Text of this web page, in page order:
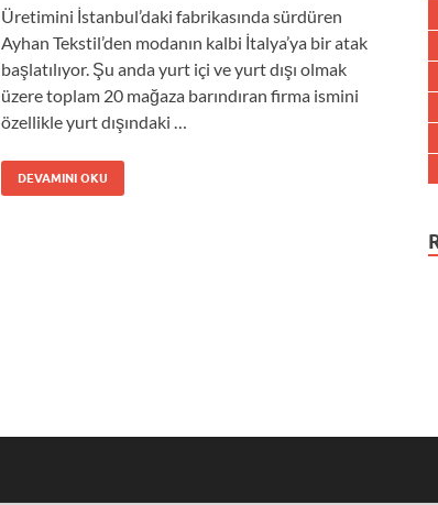
Üretimini İstanbul’daki fabrikasında sürdüren
Ayhan Tekstil’den modanın kalbi İtalya’ya bir atak
başlatılıyor. Şu anda yurt içi ve yurt dışı olmak
üzere toplam 20 mağaza barındıran firma ismini
özellikle yurt dışındaki …
DEVAMINI OKU